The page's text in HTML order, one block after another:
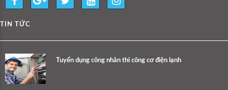
TIN TỨC
Tuyển dụng công nhân thi công cơ điện lạnh